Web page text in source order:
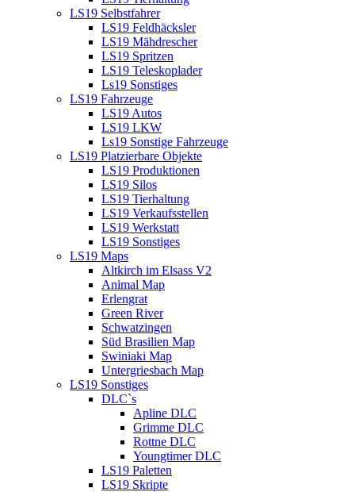
LS19 Selbstfahrer
LS19 Feldhäcksler
LS19 Mähdrescher
LS19 Spritzen
LS19 Teleskoplader
Ls19 Sonstiges
LS19 Fahrzeuge
LS19 Autos
LS19 LKW
Ls19 Sonstige Fahrzeuge
LS19 Platzierbare Objekte
LS19 Produktionen
LS19 Silos
LS19 Tierhaltung
LS19 Verkaufsstellen
LS19 Werkstatt
LS19 Sonstiges
LS19 Maps
Altkirch im Elsass V2
Animal Map
Erlengrat
Green River
Schwatzingen
Süd Brasilien Map
Swiniaki Map
Untergriesbach Map
LS19 Sonstiges
DLC`s
Apline DLC
Grimme DLC
Rottne DLC
Youngtimer DLC
LS19 Paletten
LS19 Skripte